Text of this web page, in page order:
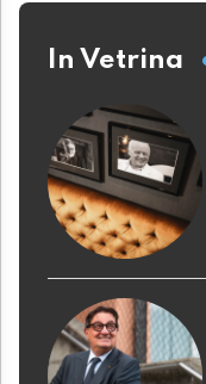
In Vetrina